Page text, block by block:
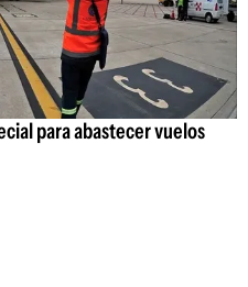
para abastecer vuelos